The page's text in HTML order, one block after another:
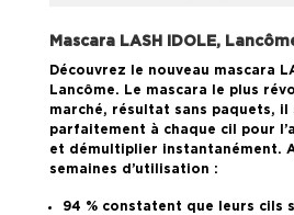
Mascara LASH IDOLE,
Découvrez le nouveau mascara
Lancôme. Le mascara le plus
marché, résultat sans paquets, il
parfaitement à chaque cil pour
et démultiplier instantanément.
semaines d’utilisation :
94 % constatent que leurs cils